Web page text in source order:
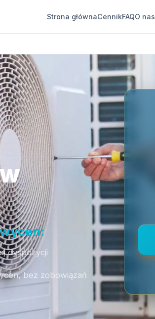
Strona głównaCennikFAQO nas
dyspozycji
bez zobowiązań